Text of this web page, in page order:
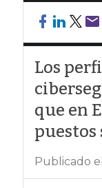
Los
que en
puestos
Publicado